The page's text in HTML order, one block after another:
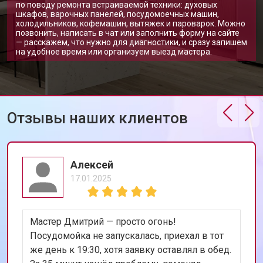
по поводу ремонта встраиваемой техники: духовых
шкафов, варочных панелей, посудомоечных машин,
холодильников, кофемашин, вытяжек и пароварок. Можно
позвонить, написать в чат или заполнить форму на сайте
— расскажем, что нужно для диагностики, и сразу запишем
на удобное время или организуем выезд мастера.
Отзывы наших клиентов
Алексей
17.01.2025
Мастер Дмитрий — просто огонь!
Посудомойка не запускалась, приехал в тот
же день к 19:30, хотя заявку оставлял в обед.